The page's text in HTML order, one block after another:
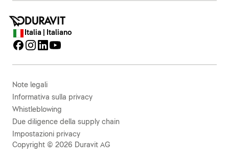
Italia | Italiano
Note legali
Informativa sulla privacy
Whistleblowing
Due diligence della supply chain
Impostazioni privacy
Copyright © 2026 Duravit AG